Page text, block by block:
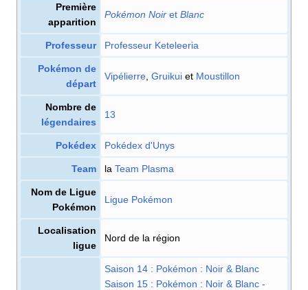
Première
apparition
Pokémon Noir et Blanc
Professeur Professeur Keteleeria
Pokémon de
départ
Vipélierre Gruikui et Moustillon
Nombre de
légendaires
13
Pokédex Pokédex d'Unys
Team la Team Plasma
Nom de Ligue
Pokémon
Ligue Pokémon
Localisation
ligue
Nord de la région
Saison 14 : Pokémon : Noir & Blanc
Saison 15 : Pokémon : Noir & Blanc -